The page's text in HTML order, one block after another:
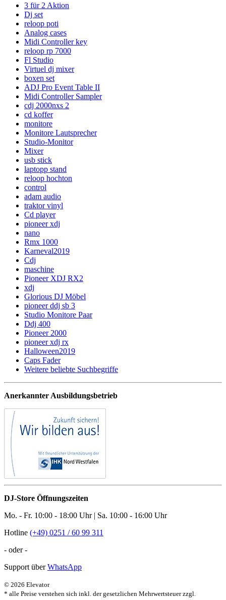
3 für 2 Aktion
Dj set
reloop poti
Analog cases
Midi Controller key
reloop rp 7000
Fl Studio
Virtuel dj mixer
boxen set
ADJ Pro Event Table II
Midi Controller Sampler
cdj 2000nxs 2
cd koffer
monitore
Monitore Lautsprecher
Studio-Monitor
Mixer
usb stick
laptopp stand
reloop hochton
control
adam audio
traktor vinyl
Cd player
pioneer xdj
nano
Rmx 1000
Karneval2019
Cdj
maschine
Pioneer XDJ RX2
xdj
Glorious DJ Möbel
pioneer ddj sb 3
Studio Monitore Paar
Ddj 400
Pioneer 2000
pioneer xdj rx
Halloween2019
Caps Fader
Weitere beliebte Suchbegriffe
Anerkannter Ausbildungsbetrieb
DJ-Store Öffnungszeiten
Mo. - Fr. 10:00 - 18:00 Uhr | Sa. 10:00 - 16:00 Uhr
Hotline (+49) 0251 / 60 99 311
- oder -
Support überWhatsApp
© 2026 Elevator
* alle Preise verstehen sich inkl. der gesetzlichen Mehrwertsteuer zzgl.